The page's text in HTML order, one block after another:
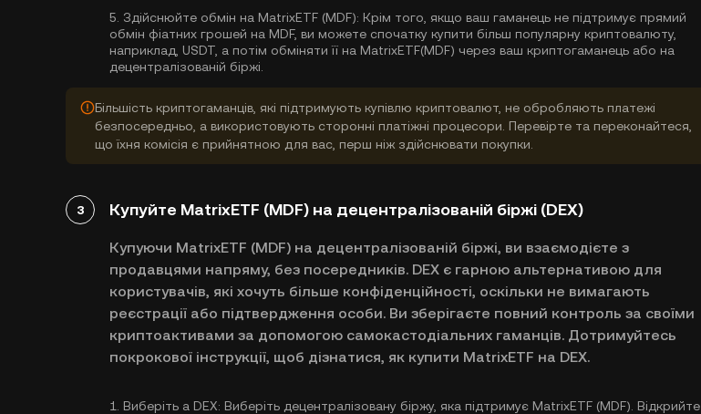
5. Здійснюйте обмін на MatrixETF (MDF): Крім того, якщо ваш гаманець не підтримує прямий
обмін фіатних грошей на MDF, ви можете спочатку купити більш популярну криптовалюту,
наприклад, USDT, а потім обміняти її на MatrixETF(MDF) через ваш криптогаманець або на
децентралізованій біржі.
Більшість криптогаманців, які підтримують купівлю криптовалют, не обробляють платежі
безпосередньо, а використовують сторонні платіжні процесори. Перевірте та переконайтеся,
що їхня комісія є прийнятною для вас, перш ніж здійснювати покупки.
3 Купуйте MatrixETF (MDF) на децентралізованій біржі (DEX)
Купуючи MatrixETF (MDF) на децентралізованій біржі, ви взаємодієте з
продавцями напряму, без посередників. DEX є гарною альтернативою для
користувачів, які хочуть більше конфіденційності, оскільки не вимагають
реєстрації або підтвердження особи. Ви зберігаєте повний контроль за своїми
криптоактивами за допомогою самокастодіальних гаманців. Дотримуйтесь
покрокової інструкції, щоб дізнатися, як купити MatrixETF на DEX.
1. Виберіть a DEX: Виберіть децентралізовану біржу, яка підтримує MatrixETF (MDF). Відкрийте